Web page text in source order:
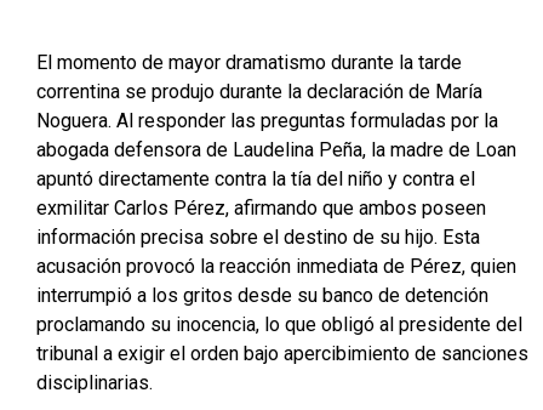
El momento de mayor dramatismo durante la tarde
correntina se produjo durante la declaración de María
Noguera. Al responder las preguntas formuladas por la
abogada defensora de Laudelina Peña, la madre de Loan
apuntó directamente contra la tía del niño y contra el
exmilitar Carlos Pérez, afirmando que ambos poseen
información precisa sobre el destino de su hijo. Esta
acusación provocó la reacción inmediata de Pérez, quien
interrumpió a los gritos desde su banco de detención
proclamando su inocencia, lo que obligó al presidente del
tribunal a exigir el orden bajo apercibimiento de sanciones
disciplinarias.